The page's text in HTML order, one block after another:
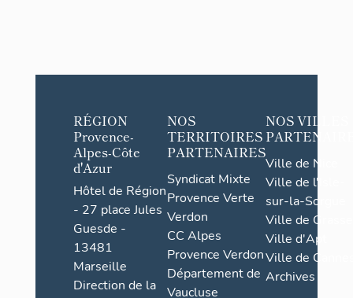
RÉGION
Provence-
Alpes-Côte
d'Azur
Hôtel de Région
- 27 place Jules
Guesde -
13481
Marseille
Direction de la
NOS
TERRITOIRES
PARTENAIRES
Syndicat Mixte
Provence Verte
Verdon
CC Alpes
Provence Verdon
Département de
Vaucluse
NOS VILLES
Ville de Nice
Ville de l'Isle-
sur-la-Sorgue
Ville de Grasse
Ville d'Apt
Ville de
Archives